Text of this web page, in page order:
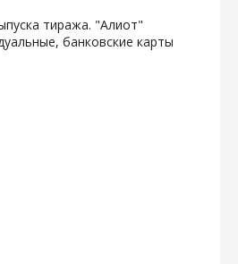
тиража. "Алиот"
банковские карты